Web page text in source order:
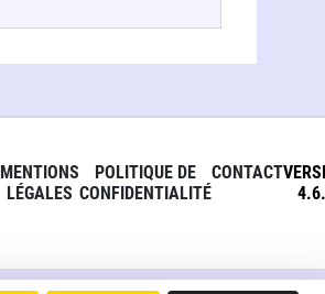
MENTIONS
LÉGALES
POLITIQUE DE
CONFIDENTIALITÉ
CONTACT